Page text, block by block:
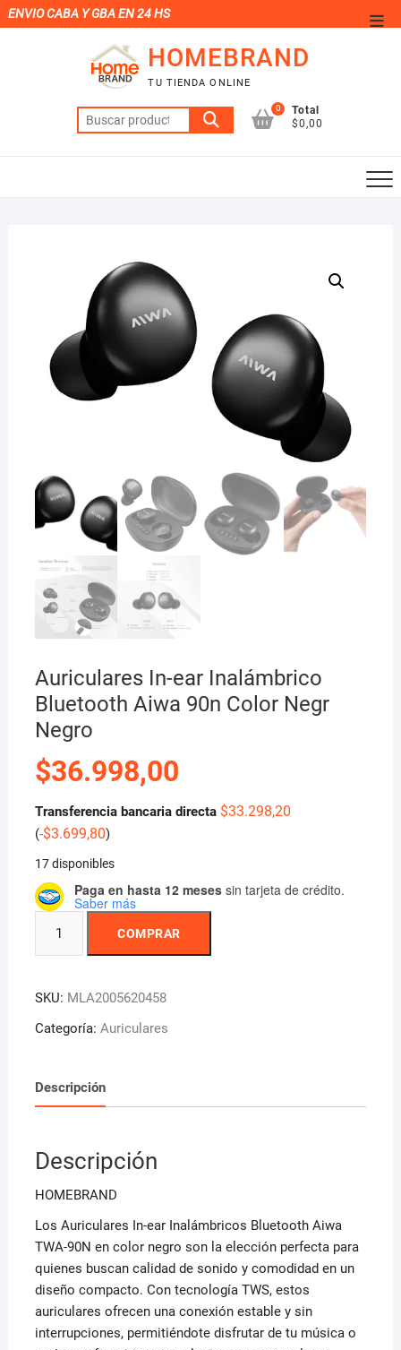
Saltar
al
ENVIO CABA Y GBA EN 24 HS
HOMEBRAND
TU TIENDA ONLINE
Buscar
por:
0
Total
$0,00
Auriculares In-ear Inalámbrico
Bluetooth Aiwa 90n Color Negr
Negro
$36.998,00
Transferencia bancaria directa $33.298,20
(-$3.699,80)
17 disponibles
Paga en hasta 12 mesessin tarjeta de crédito.
Saber más
Bluetooth
Aiwa
Negr
COMPRAR
SKU: MLA2005620458
Categoría: Auriculares
Descripción
Descripción
HOMEBRAND
Los Auriculares In-ear Inalámbricos Bluetooth Aiwa
TWA-90N en color negro son la elección perfecta para
quienes buscan calidad de sonido y comodidad en un
diseño compacto. Con tecnología TWS, estos
auriculares ofrecen una conexión estable y sin
interrupciones, permitiéndote disfrutar de tu música o